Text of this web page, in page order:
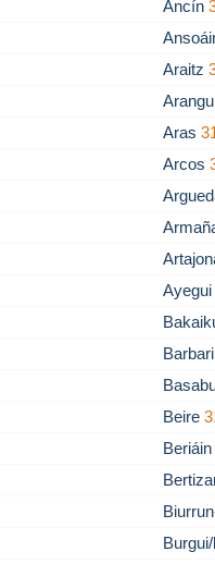
Ancín
Araitz
Aras
Arcos
Beire